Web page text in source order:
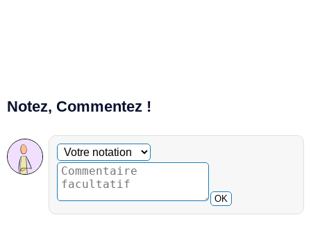
Notez, Commentez !
Commentaire facultatif
Votre notation
OK